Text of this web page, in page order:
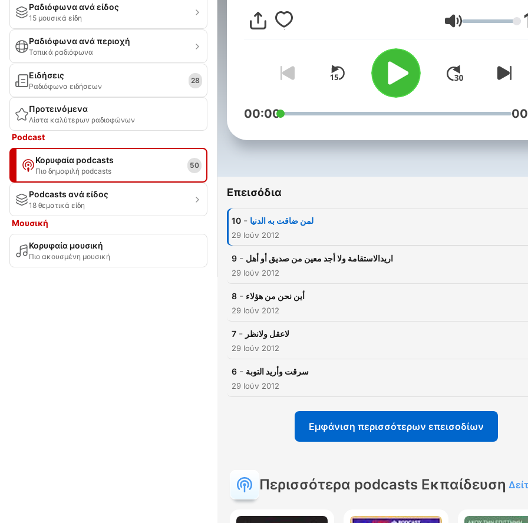
Ραδιόφωνα ανά είδος
15 μουσικά είδη
Ραδιόφωνα ανά περιοχή
Τοπικά ραδιόφωνα
Ειδήσεις
Ραδιόφωνα ειδήσεων
28
Προτεινόμενα
Λίστα καλύτερων ραδιοφώνων
Podcast
Κορυφαία podcasts
Πιο δημοφιλή podcasts
50
Podcasts ανά είδος
18 θεματικά είδη
Μουσική
Κορυφαία μουσική
Πιο ακουσμένη μουσική
Ένταση
00:00
Επεισόδια
10 - لمن ضاقت به الدنيا
29 Ιούν 2012
9 - اريدالاستقامة ولا أجد معين من صديق أو أهل
29 Ιούν 2012
8 - أين نحن من هؤلاء
29 Ιούν 2012
7 - لاعقل ولانظر
29 Ιούν 2012
6 - سرقت وأريد التوبة
29 Ιούν 2012
Εμφάνιση περισσότερων επεισοδίων
Περισσότερα podcasts Εκπαίδευση